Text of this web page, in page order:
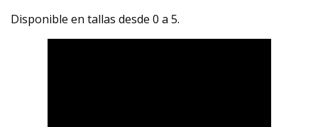
Disponible en tallas desde 0 a 5.